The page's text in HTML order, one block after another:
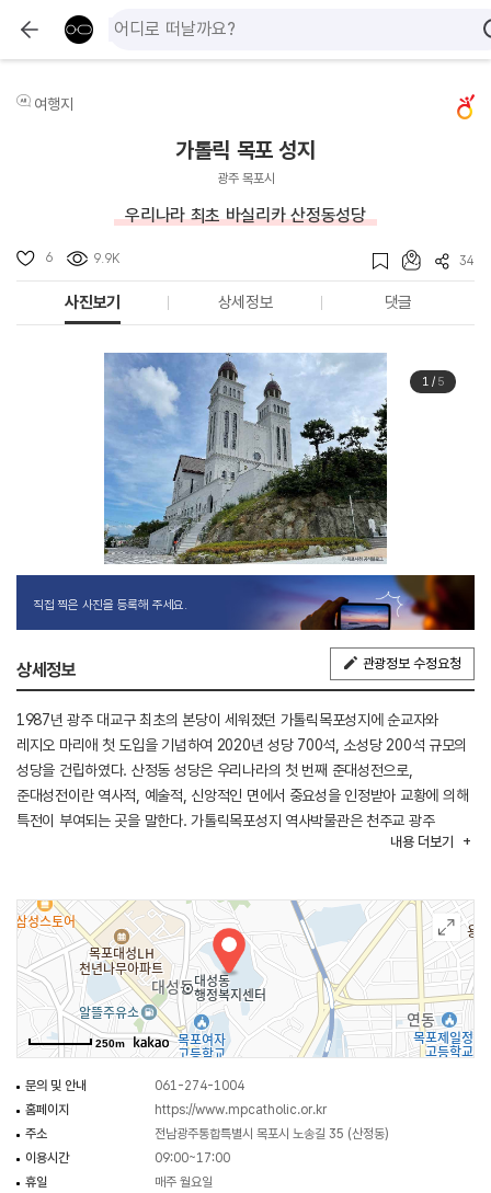
여행지
가톨릭 목포 성지
광주 목포시
우리나라 최초 바실리카 산정동성당
6 9.9K 34
사진보기 상세정보 댓글
1 / 5
직접 찍은 사진을 등록해 주세요.
상세정보 관광정보 수정요청
1987년 광주 대교구 최초의 본당이 세워졌던 가톨릭목포성지에 순교자와
레지오 마리애 첫 도입을 기념하여 2020년 성당 700석, 소성당 200석 규모의
성당을 건립하였다. 산정동 성당은 우리나라의 첫 번째 준대성전으로,
준대성전이란 역사적, 예술적, 신앙적인 면에서 중요성을 인정받아 교황에 의해
특전이 부여되는 곳을 말한다. 가톨릭목포성지 역사박물관은 천주교 광주
대교구 구교구청으로 사용되었고, 성골롬반외방선교수녀회, 성심 간호전문대학,
대교구의 역사와 한국 레지오 마리애의 역사를 한눈에 볼 수 있는 전시장으로
개관하였다.
내용 더보기
250m
문의 및 안내
061-274-1004
홈페이지
https://www.mpcatholic.or.kr
주소
전남광주통합특별시 목포시 노송길 35 (산정동)
이용시간
09:00~17:00
휴일
매주 월요일